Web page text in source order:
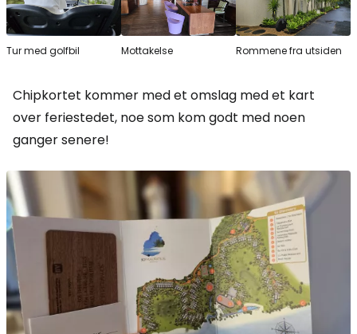
Tur med golfbil Mottakelse Rommene fra utsiden
Chipkortet kommer med et omslag med et kart
over feriestedet, noe som kom godt med noen
ganger senere!